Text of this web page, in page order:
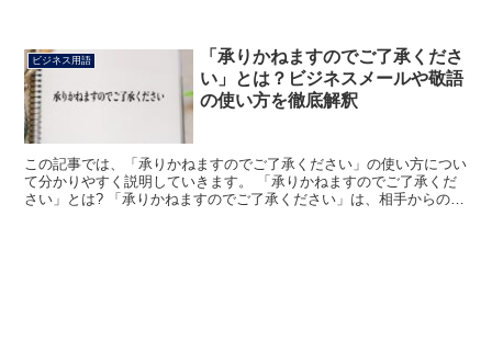
ビジネス用語
「承りかねますのでご了承くださ
い」とは？ビジネスメールや敬語
の使い方を徹底解釈
この記事では、「承りかねますのでご了承ください」の使い方につい
て分かりやすく説明していきます。 「承りかねますのでご了承くだ
さい」とは? 「承りかねますのでご了承ください」は、相手からの要